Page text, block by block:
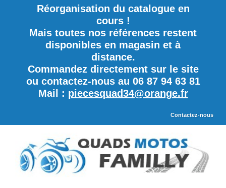
Réorganisation du catalogue en
cours !
Mais toutes nos références restent
disponibles en magasin et à
distance.
Commandez directement sur le site
ou contactez-nous au 06 87 94 63 81
Mail : piecesquad34@orange.fr
Contactez-nous